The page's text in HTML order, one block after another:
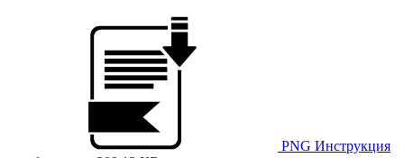
PNG Инструкция